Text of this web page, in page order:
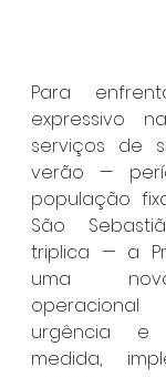
Para
expressivo
serviços de
verão —
população
São
triplica — a
uma
urgência e
medida,